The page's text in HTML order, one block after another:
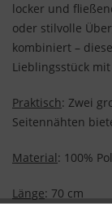
locker und
oder stilvolle
kombiniert –
Lieblingsstück
Praktisch: Zwei
Seitennähten
Material: 100%
Länge: 70 cm